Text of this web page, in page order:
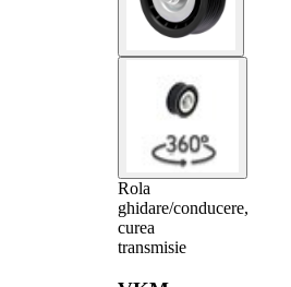
Rola
ghidare/conducere,
curea
transmisie